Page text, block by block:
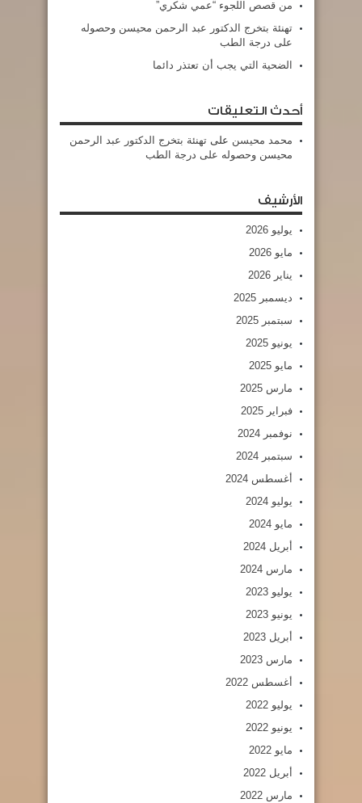
من قصص اللجوء “عمي شكري”
تهنئة بتخرج الدكتور عبد الرحمن محيسن وحصوله
على درجة الطب
الضحية التي يجب أن تعتذر دائما
أحدث التعليقات
محمد محيسن على تهنئة بتخرج الدكتور عبد الرحمن
محيسن وحصوله على درجة الطب
الأرشيف
يوليو 2026
مايو 2026
يناير 2026
ديسمبر 2025
سبتمبر 2025
يونيو 2025
مايو 2025
مارس 2025
فبراير 2025
نوفمبر 2024
سبتمبر 2024
أغسطس 2024
يوليو 2024
مايو 2024
أبريل 2024
مارس 2024
يوليو 2023
يونيو 2023
أبريل 2023
مارس 2023
أغسطس 2022
يوليو 2022
يونيو 2022
مايو 2022
أبريل 2022
مارس 2022